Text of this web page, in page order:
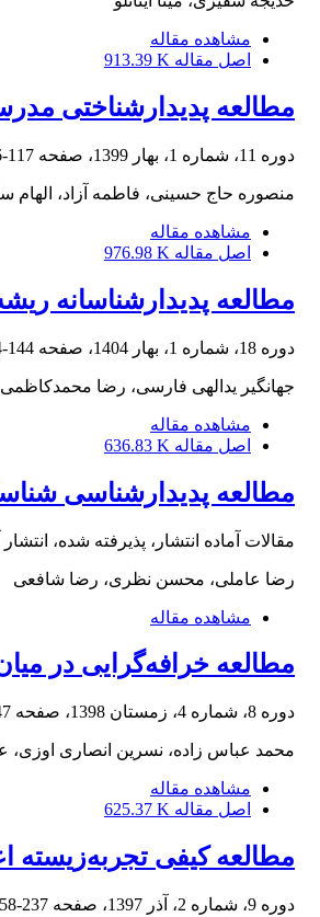
مشاهده مقاله
اصل مقاله 913.39 K
مطالعه پدیدارشناختی
دوره 11، شماره 1، بهار 1399، صفحه 117-136
منصوره حاج حسینی، فاطمه آزاد، الهام
مشاهده مقاله
اصل مقاله 976.98 K
مطالعه پدیدارشناسانه
دوره 18، شماره 1، بهار 1404، صفحه 144-174
جهانگیر یدالهی فارسی، رضا
مشاهده مقاله
اصل مقاله 636.83 K
مطالعه پدیدارشناسی
مقالات آماده انتشار، پذیرفته شده، انتشار
رضا عاملی، محسن نظری، رضا شافعی
مشاهده مقاله
مطالعه خرافه‌گرایی در
دوره 8، شماره 4، زمستان 1398، صفحه
محمد عباس زاده، نسرین انصاری اوزی،
مشاهده مقاله
اصل مقاله 625.37 K
مطالعه کیفی تجربه‌زیسته
دوره 9، شماره 2، آذر 1397، صفحه 237-258